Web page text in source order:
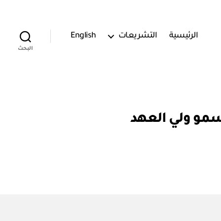
الرئيسية التشريعات English
البحث